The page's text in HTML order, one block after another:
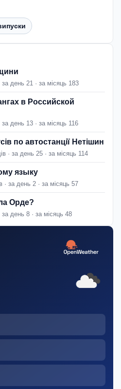
за день 21 · за місяць 183
в Российской
за день 13 · за місяць 116
по автостанції Нетішин
· за день 25 · за місяць 114
языку
· за день 2 · за місяць 57
Орде?
за день 8 · за місяць 48